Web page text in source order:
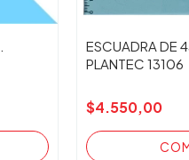
ESCUADRA DE
PLANTEC 13106
$4.550,00